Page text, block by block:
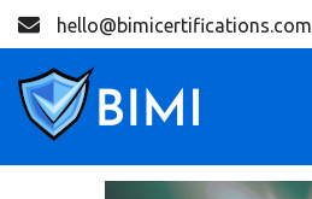
hello@bimicertifications.com